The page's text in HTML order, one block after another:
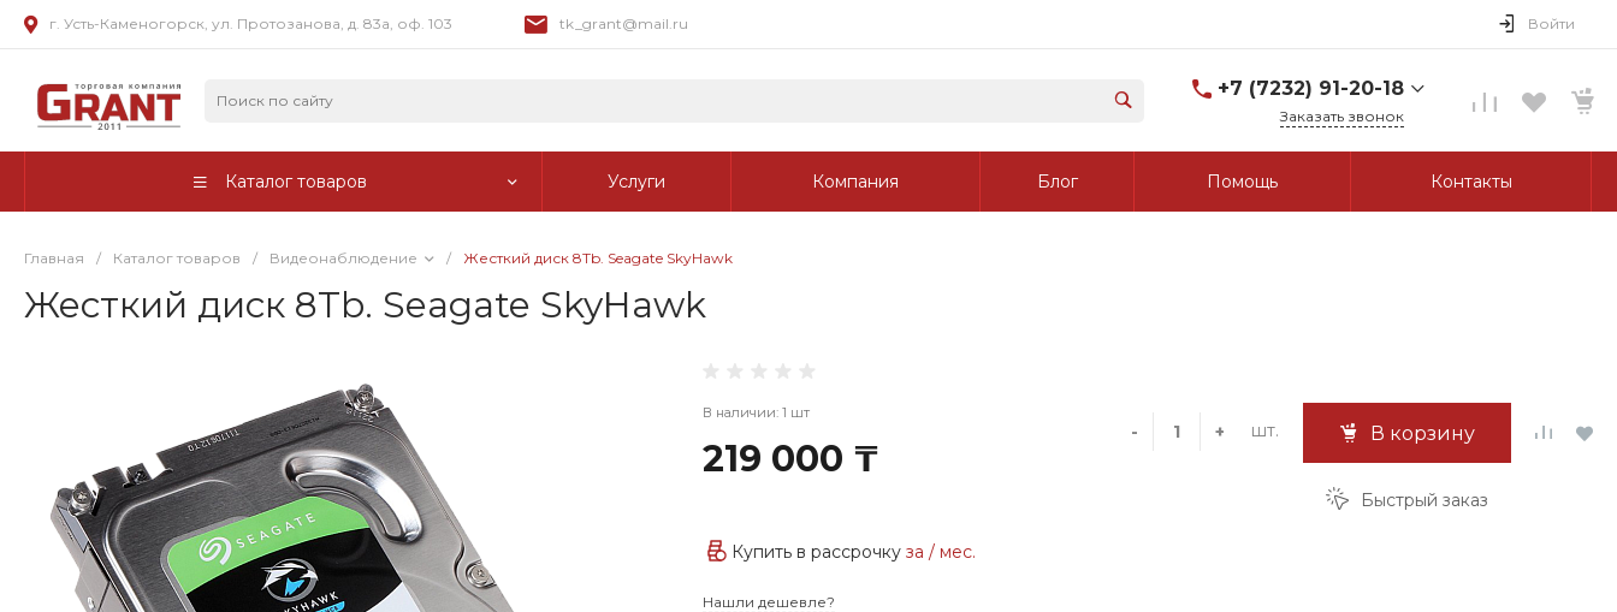
г. Усть-Каменогорск, ул. Протозанова, д. 83а, оф. 103 tk_grant@mail.ru Войти
+7 (7232) 91-20-18
г. Усть-Каменогорск, ул.
Заказать звонок
Каталог товаров Услуги Компания Блог Помощь Контакты
Главная / Каталог товаров / Видеонаблюдение / Жесткий диск 8Tb. Seagate SkyHawk
Жесткий диск 8Tb. Seagate SkyHawk
В наличии: 1 шт
219 000 ₸
- + шт. В корзину
Быстрый заказ
Купить в рассрочкуза/ мес.
Нашли дешевле?